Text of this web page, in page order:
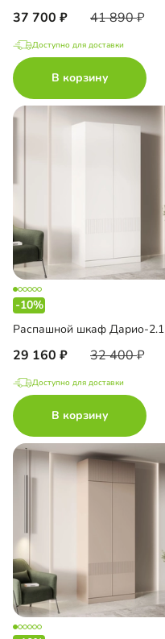
37 700 41 890
Доступно для доставки
В корзину
-10%
Распашной шкаф Дарио-2.1
29 160 32 400
Доступно для доставки
В корзину